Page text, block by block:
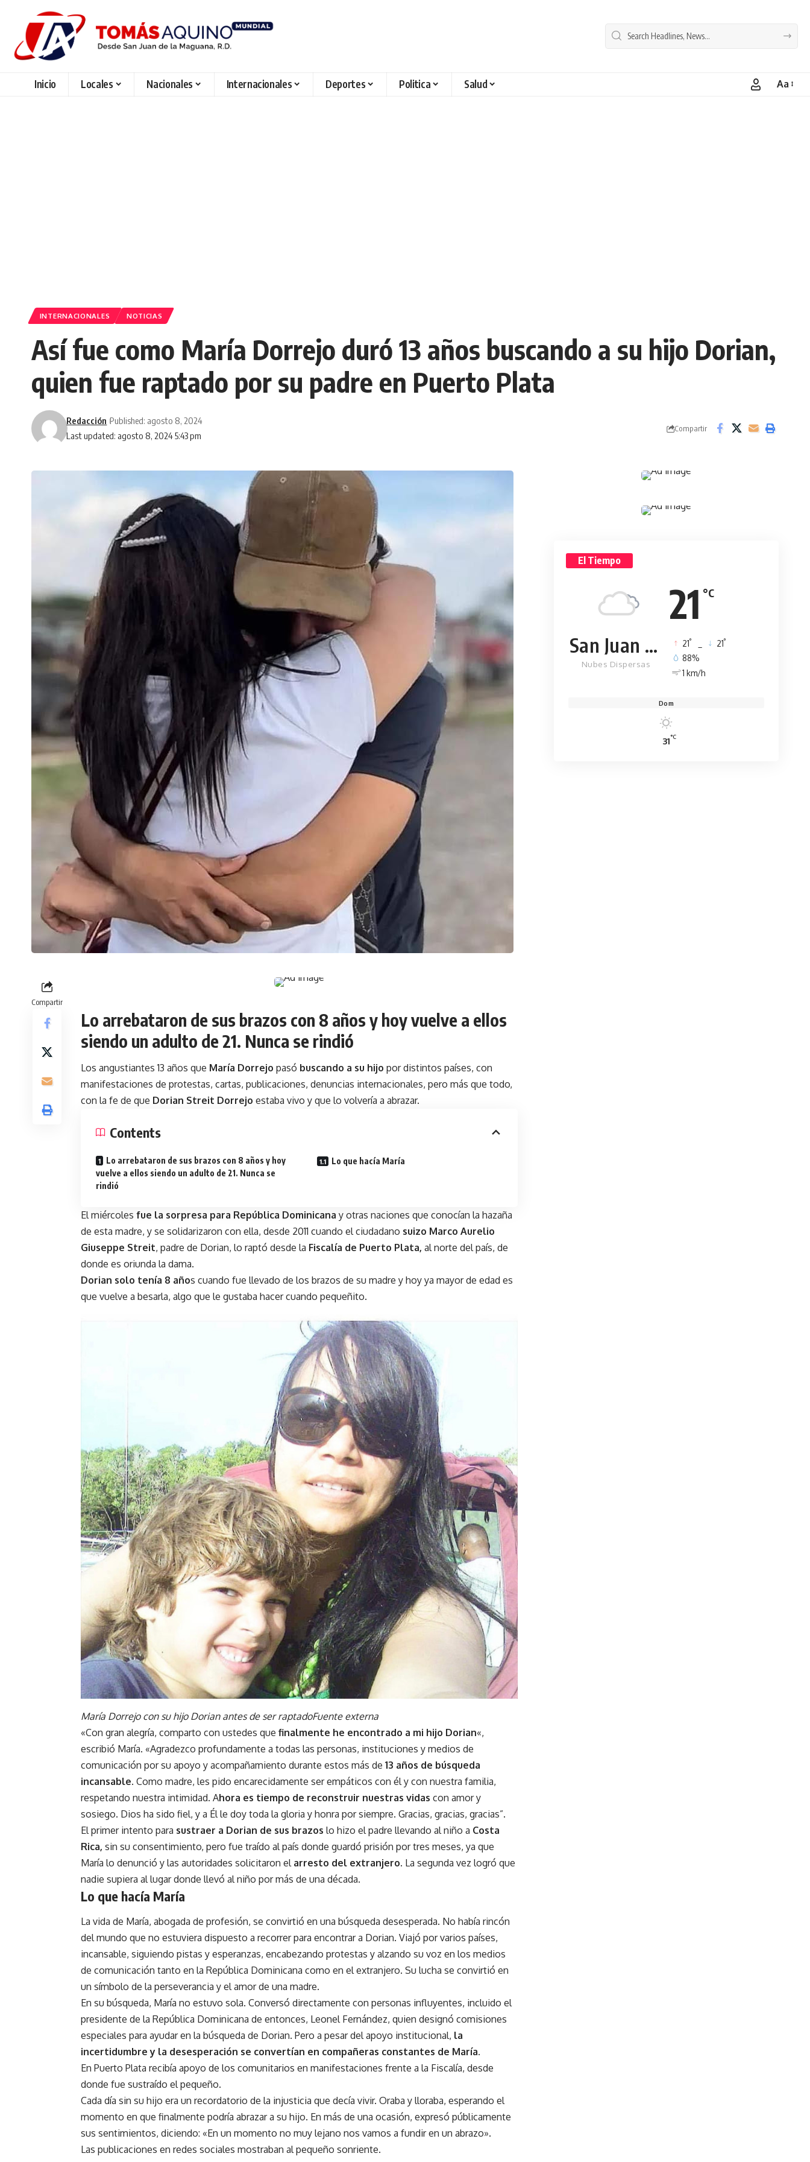
Inicio Locales Nacionales Internacionales Deportes Politica Salud
Font
Aa
INTERNACIONALES NOTICIAS
Así fue como María Dorrejo duró 13 años buscando a su hijo Dorian,
quien fue raptado por su padre en Puerto Plata
Last updated: agosto 8, 2024 5:43 pm
Redacción Published: agosto 8, 2024
Compartir
Compartir
Lo arrebataron de sus brazos con 8 años y hoy vuelve a ellos
siendo un adulto de 21. Nunca se rindió
Los angustiantes 13 años que María Dorrejo pasó buscando a su hijo por distintos países, con
manifestaciones de protestas, cartas, publicaciones, denuncias internacionales, pero más que todo,
con la fe de que Dorian Streit Dorrejo estaba vivo y que lo volvería a abrazar.
Contents
Lo arrebataron de sus brazos con 8 años y hoy
vuelve a ellos siendo un adulto de 21. Nunca se
rindió
Lo que hacía María
El miércoles fue la sorpresa para República Dominicana y otras naciones que conocían la hazaña
de esta madre, y se solidarizaron con ella, desde 2011 cuando el ciudadano suizo Marco Aurelio
Giuseppe Streit, padre de Dorian, lo raptó desde la Fiscalía de Puerto Plata, al norte del país, de
donde es oriunda la dama.
Dorian solo tenía 8 años cuando fue llevado de los brazos de su madre y hoy ya mayor de edad es
que vuelve a besarla, algo que le gustaba hacer cuando pequeñito.
María Dorrejo con su hijo Dorian antes de ser raptadoFuente externa
«Con gran alegría, comparto con ustedes que finalmente he encontrado a mi hijo Dorian«,
escribió María. «Agradezco profundamente a todas las personas, instituciones y medios de
comunicación por su apoyo y acompañamiento durante estos más de 13 años de búsqueda
incansable. Como madre, les pido encarecidamente ser empáticos con él y con nuestra familia,
respetando nuestra intimidad. Ahora es tiempo de reconstruir nuestras vidas con amor y
sosiego. Dios ha sido fiel, y a Él le doy toda la gloria y honra por siempre. Gracias, gracias, gracias”.
El primer intento para sustraer a Dorian de sus brazos lo hizo el padre llevando al niño a Costa
Rica, sin su consentimiento, pero fue traído al país donde guardó prisión por tres meses, ya que
María lo denunció y las autoridades solicitaron elarresto del extranjero. La segunda vez logró que
nadie supiera al lugar donde llevó al niño por más de una década.
Lo que hacía María
La vida de María, abogada de profesión, se convirtió en una búsqueda desesperada. No había rincón
del mundo que no estuviera dispuesto a recorrer para encontrar a Dorian. Viajó por varios países,
incansable, siguiendo pistas y esperanzas, encabezando protestas y alzando su voz en los medios
de comunicación tanto en la República Dominicana como en el extranjero. Su lucha se convirtió en
un símbolo de la perseverancia y el amor de una madre.
En su búsqueda, María no estuvo sola. Conversó directamente con personas influyentes, incluido el
presidente de la República Dominicana de entonces, Leonel Fernández, quien designó comisiones
especiales para ayudar en la búsqueda de Dorian. Pero a pesar del apoyo institucional, la
incertidumbre y la desesperación se convertían en compañeras constantes de María.
En Puerto Plata recibía apoyo de los comunitarios en manifestaciones frente a la Fiscalía, desde
donde fue sustraído el pequeño.
Cada día sin su hijo era un recordatorio de la injusticia que decía vivir. Oraba y lloraba, esperando el
momento en que finalmente podría abrazar a su hijo. En más de una ocasión, expresó públicamente
sus sentimientos, diciendo: «En un momento no muy lejano nos vamos a fundir en un abrazo».
Las publicaciones en redes sociales mostraban al pequeño sonriente.
El Tiempo
21 °C
San Juan de la Maguana
Nubes Dispersas
21° 21°
88%
1 km/h
Dom
31°C